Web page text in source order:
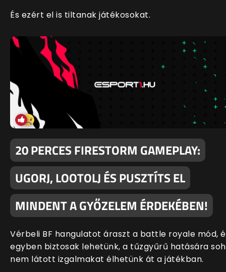
És ezért el is tiltanak játékosokat.
20 PERCES FIRESTORM GAMEPLAY:
UGORJ, LOOTOLJ ÉS PUSZTÍTS EL
MINDENT A GYŐZELEM ÉRDEKÉBEN!
Vérbeli BF hangulatot áraszt a battle royale mód,
egyben biztosak lehetünk, a tűzgyűrű hatására
nem látott izgalmakat élhetünk át a játékban.